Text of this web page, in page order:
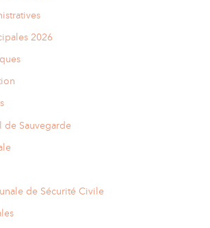
2026
de Sauvegarde
de Sécurité Civile